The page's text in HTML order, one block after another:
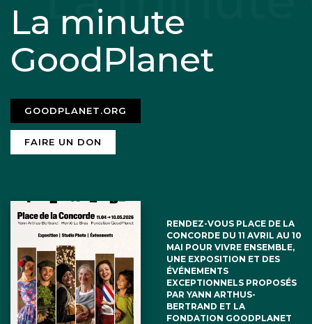
La minute
GoodPlanet
GOODPLANET.ORG
FAIRE UN DON
RENDEZ-VOUS PLACE DE LA
CONCORDE DU 11 AVRIL AU 10
MAI POUR VIVRE ENSEMBLE,
UNE EXPOSITION ET DES
ÉVÉNEMENTS
EXCEPTIONNELS PROPOSÉS
PAR YANN ARTHUS-
BERTRAND ET LA
FONDATION GOODPLANET